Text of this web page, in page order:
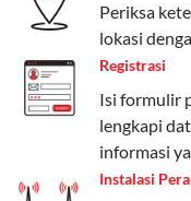
koneksi internet
kuota. Pilihan
Telkomsel One
beragam, mulai
Pengguna bisa
internet,
Periksa
lokasi
Registrasi
Isi formulir
lengkapi
informasi
Instalasi